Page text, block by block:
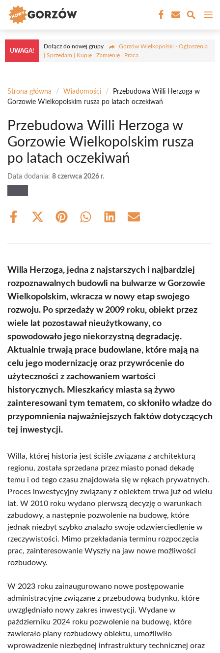
Przejdź
treści
UWAGA!
Dołącz do nowej grupy
Gorzów Wielkopolski - Ogłoszenia
| Sprzedam | Kupię | Zamienię | Praca
Strona główna / Wiadomości /
Przebudowa Willi Herzoga w
Gorzowie Wielkopolskim rusza po latach oczekiwań
Przebudowa Willi Herzoga w
Gorzowie Wielkopolskim rusza
po latach oczekiwań
Data dodania: 8 czerwca 2026 r.
Share
Share
(Twitter)
Share Share Share Share
Willa Herzoga, jedna z najstarszych i najbardziej
rozpoznawalnych budowli na bulwarze w Gorzowie
Wielkopolskim, wkracza w nowy etap swojego
rozwoju. Po sprzedaży w 2009 roku, obiekt przez
wiele lat pozostawał nieużytkowany, co
spowodowało jego niekorzystną degradację.
Aktualnie trwają prace budowlane, które mają na
celu jego modernizację oraz przywrócenie do
użyteczności z zachowaniem wartości
historycznych. Mieszkańcy miasta są żywo
zainteresowani tym tematem, co skłoniło władze do
przypomnienia najważniejszych faktów dotyczących
tej inwestycji.
Willa, której historia jest ściśle związana z architekturą
regionu, została sprzedana przez miasto ponad dekadę
temu i od tego czasu znajdowała się w rękach prywatnych.
Proces inwestycyjny związany z obiektem trwa już od wielu
lat. W 2010 roku wydano pierwszą decyzję o warunkach
zabudowy, a następnie pozwolenie na budowę, które
jednak niezbyt szybko znalazło swoje odzwierciedlenie w
rzeczywistości. Mimo przekładania terminu rozpoczęcia
prac, zainteresowanie Wyszły na jaw nowe możliwości
rozbudowy.
W 2023 roku zainaugurowano nowe postępowanie
administracyjne związane z przebudową budynku, które
uwzględniało nowy zakres inwestycji. Wydane w
październiku 2024 roku pozwolenie na budowę, które
zawierało plany rozbudowy obiektu, umożliwiło
wprowadzenie niezbędnej infrastruktury technicznej oraz